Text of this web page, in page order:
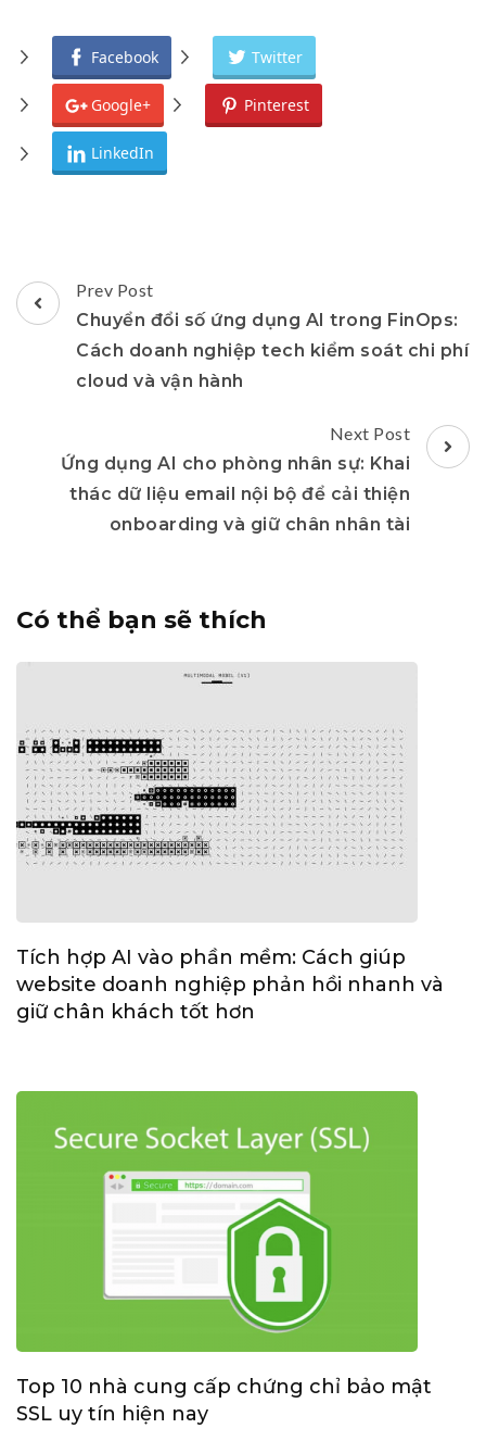
Facebook Twitter
Google+ Pinterest
LinkedIn
Post
Navigation
Prev Post
Chuyển đổi số ứng dụng AI trong FinOps:
Cách doanh nghiệp tech kiểm soát chi phí
cloud và vận hành
Next Post
Ứng dụng AI cho phòng nhân sự: Khai
thác dữ liệu email nội bộ để cải thiện
onboarding và giữ chân nhân tài
Có thể bạn sẽ thích
Tích hợp AI vào phần mềm: Cách giúp
website doanh nghiệp phản hồi nhanh và
giữ chân khách tốt hơn
Top 10 nhà cung cấp chứng chỉ bảo mật
SSL uy tín hiện nay